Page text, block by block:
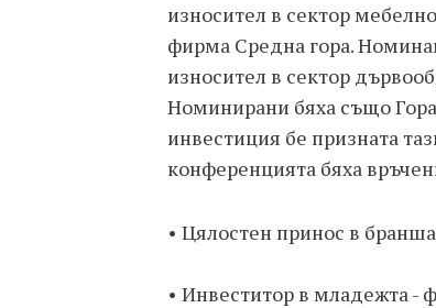
износител в сектор
фирма Средна гора.
износител в сектор
Номинирани бяха също
инвестиция бе призната
конференцията бяха
• Цялостен принос в
• Инвеститор в младежта -